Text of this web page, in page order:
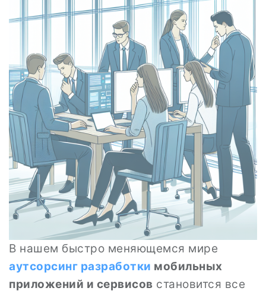
В нашем быстро меняющемся мире
аутсорсинг разработки мобильных
приложений и сервисов становится все